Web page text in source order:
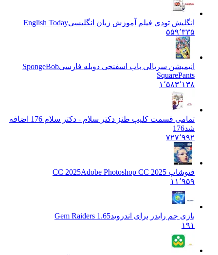
انگلیش تودی فیلم آموزش زبان انگليسیEnglish Today
۵۵۹٬۳۳۵
انیمیشن سریالی باب اسفنجی دوبله فارسیSpongeBob
SquarePants
۱٬۵۸۳٬۱۳۸
تمامی قسمت کلیپ طنز دکتر سلام - دکتر سلام 176 اضافه
شد176
۷۲۷٬۹۹۲
فتوشاپ CC 2025 Adobe Photoshop CC 2025
۱۱٬۹۵۹
بازی جم رایدر برای اندروید1.65 Gem Raiders
۱۹۱